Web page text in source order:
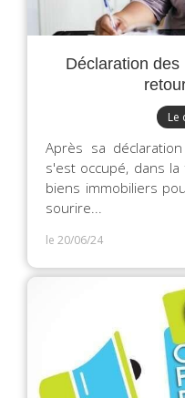
Déclaration
Le
Après sa
s'est occupé, dans
biens immobiliers
sourire...
le 20/06/24